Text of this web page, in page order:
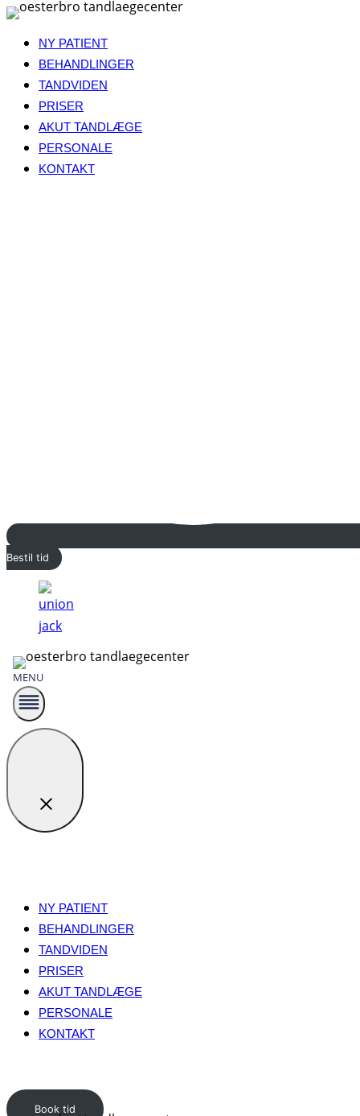
Fortsæt
indhold
NY PATIENT
BEHANDLINGER
TANDVIDEN
PRISER
AKUT TANDLÆGE
PERSONALE
KONTAKT
Bestil tid
MENU
NY PATIENT
BEHANDLINGER
TANDVIDEN
PRISER
AKUT TANDLÆGE
PERSONALE
KONTAKT
Book tid